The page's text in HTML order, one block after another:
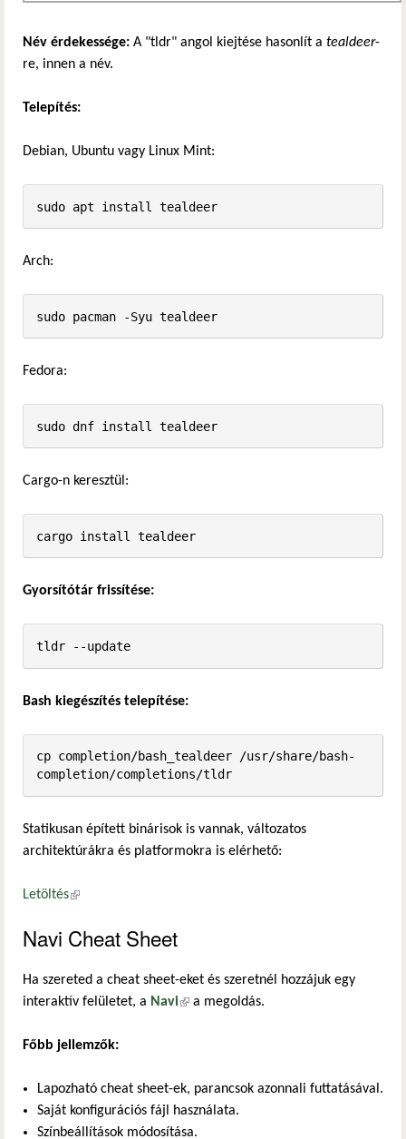
Név érdekessége: A "tldr" angol kiejtése hasonlít a tealdeer-
re, innen a név.
Telepítés:
Debian, Ubuntu vagy Linux Mint:
sudo apt install tealdeer
Arch:
sudo pacman -Syu tealdeer
Fedora:
sudo dnf install tealdeer
Cargo-n keresztül:
cargo install tealdeer
Gyorsítótár frissítése:
tldr --update
Bash kiegészítés telepítése:
cp completion/bash_tealdeer /usr/share/bash-
completion/completions/tldr
Statikusan épített binárisok is vannak, változatos
architektúrákra és platformokra is elérhető:
Letöltés(külső hivatkozás)
Navi Cheat Sheet
Ha szereted a cheat sheet-eket és szeretnél hozzájuk egy
interaktív felületet, a Navi(külső hivatkozás)
a megoldás.
Főbb jellemzők:
Lapozható cheat sheet-ek, parancsok azonnali futtatásával.
Saját konfigurációs fájl használata.
Színbeállítások módosítása.